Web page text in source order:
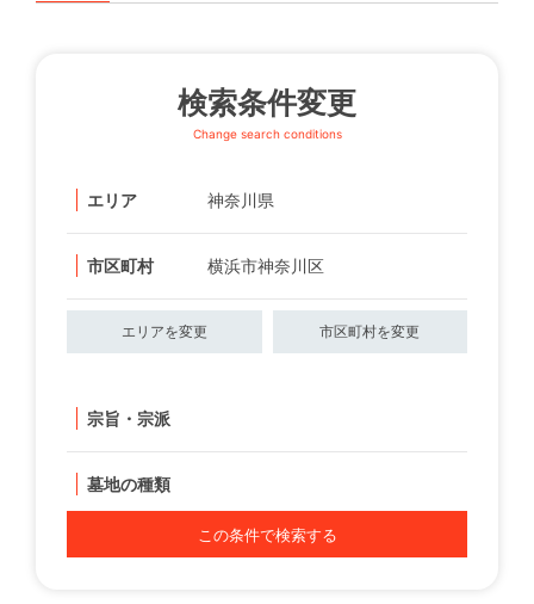
検索条件変更
Change search conditions
エリア 神奈川県
市区町村 横浜市神奈川区
エリアを変更 市区町村を変更
宗旨・宗派
墓地の種類
この条件で検索する